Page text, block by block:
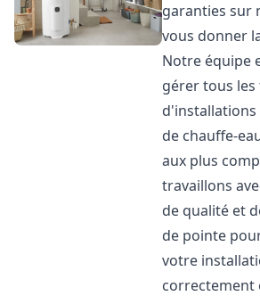
garanties sur
vous donner
Notre équipe
gérer tous les
d'installations
de chauffe-
aux plus
travaillons
de qualité et
de pointe
votre
correctement